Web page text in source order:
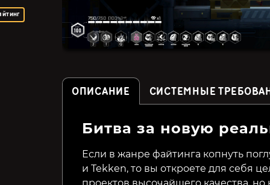
48%
Black Gunner Wukong
399₽ 20%
ОПИСАНИЕ СИСТЕМНЫЕ
Битва за новую
Если в жанре файтинга копнуть
и Tekken, то вы откроете для себя